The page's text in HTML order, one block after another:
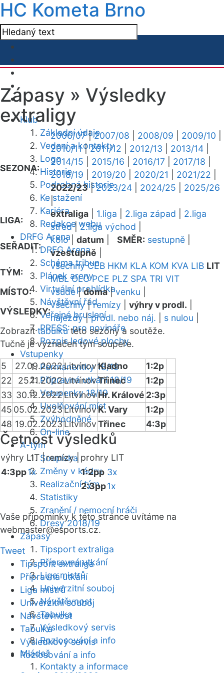
HC Kometa Brno
Klub
Základní údaje
Vedení a kontakty
Logo
Historie
Podrobná historie
Ke stažení
Kariéra
Redakce webu
DRFG Arena
DRFG Arena
Schéma tribun
Plánek areny
Virtuální prohlídka
Návštěvní řád
Veřejné bruslení
PRESS: pro novináře
Rozpis ledové plochy
Vstupenky
Permanentky 18/19
Přípravná utkání 18/19
Vstupenky 18/19
Uvolňování míst
Zvýhodněné
On-line
A-tým
Soupiska
Změny v kádru
Realizační tým
Statistiky
Zranění / nemocní hráči
Dresy 2018/19
Zápasy
Tipsport extraliga
Přípravná utkání
Liga mistrů
Univerzitní souboj
Návštěvnost
Tabulka
Výsledkový servis
Rozlosování a info
Mládež
Kontakty a informace
Zápasy » Výsledky
extraligy
SEZONA:
2006/07|2007/08 2008/09 2009/10
2010/11|2011/12 2012/13 2013/14
2014/15
2015/16 2016/17 2017/18
2018/19
2019/20 2020/21 2021/22
2022/23|2023/24 2024/25
2025/26
|
LIGA:
extraliga 1.liga 2.liga západ
2.liga
střed|2.liga východ
SEŘADIT:
kolo| datum SMĚR: sestupně
vzestupně
TÝM:
všechny CEB HKM KLA KOM KVA LIB LIT
MBL OLO PCE PLZ SPA TRI VIT
MÍSTO:
všude|doma|venku
VÝSLEDKY:
všechny|remízy výhry v prodl.
nájezdy|prodl. nebo náj. s nulou
Zobrazittabulkutéto sezóny a soutěže.
Tučně je vyznačen tým soupeře.
5 27.09.2022LitvínovKladno
1:2p
22
25.11.2022LitvínovTřinec
1:2p
33 30.12.2022LitvínovHr. Králové 2:3p
45 05.02.2023 Litvínov K. Vary
1:2p
48 19.02.2023LitvínovTřinec 4:3p
Četnost výsledků
výhry LIT |remízy | prohry LIT
4:3pp1x 1:2pp 3x
2:3pp1x
Vaše připomínky k této stránce uvítáme na
webmaster@esports.cz.
Tweet
Tipsport extraliga
Přípravná utkání
Liga mistrů
Univerzitní souboj
Návštěvnost
Tabulka
Výsledkový servis
Rozlosování a info